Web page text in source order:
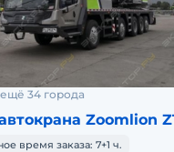
34 города
Zoomlion
время заказа: 7+1 ч.